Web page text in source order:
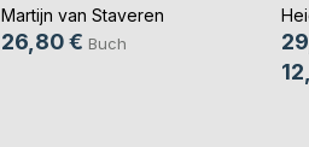
Martijn van Staveren
26,80 € Buch